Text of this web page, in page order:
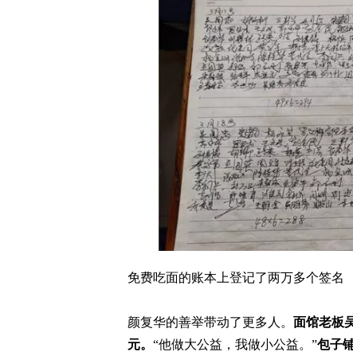
免费吃面的账本上登记了两万多个签名
颜复华的善举带动了更多人。 面馆老板
元。 “他做大公益，我做小公益。”包子